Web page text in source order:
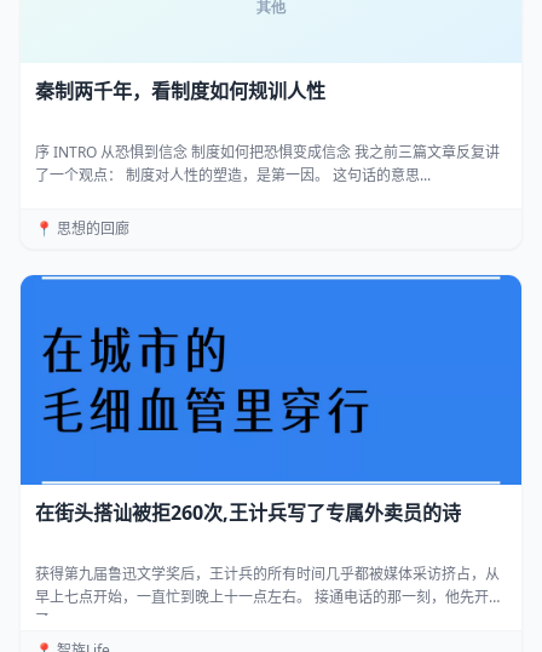
秦制两千年，看制度如何规训人性
序 INTRO 从恐惧到信念 制度如何把恐惧变成信念 我之前三篇文章反复讲
了一个观点： 制度对人性的塑造，是第一因。 这句话的意思...
📍 思想的回廊
在街头搭讪被拒260次,王计兵写了专属外卖员的诗
获得第九届鲁迅文学奖后，王计兵的所有时间几乎都被媒体采访挤占，从
早上七点开始，一直忙到晚上十一点左右。 接通电话的那一刻，他先开
了...